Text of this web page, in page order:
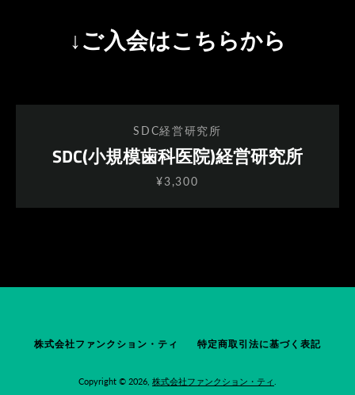
↓ご入会はこちらから
SDC経営研究所
SDC(小規模歯科医院)経営研究所
¥3,300
株式会社ファンクション・ティ 特定商取引法に基づく表記
Copyright © 2026, 株式会社ファンクション・ティ